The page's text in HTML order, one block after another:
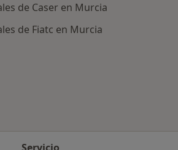
de Caser en Murcia
de Fiatc en Murcia